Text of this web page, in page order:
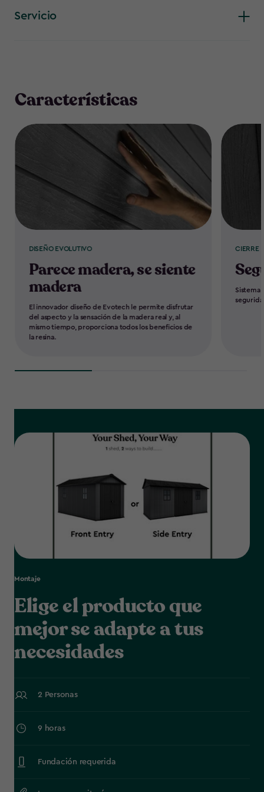
Servicio
Características
DISEÑO EVOLUTIVO
Parece madera, se siente
madera
El innovador diseño de Evotech le permite disfrutar
del aspecto y la sensación de la madera real y, al
mismo tiempo, proporciona todos los beneficios de
la resina.
CIERRE
Sistema
Montaje
Elige el producto que
mejor se adapte a tus
necesidades
2 Personas
9 horas
Fundación requerida